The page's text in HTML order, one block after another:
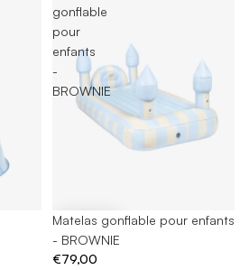
gonflable
pour
enfants
-
BROWNIE
Matelas gonflable pour enfants
- BROWNIE
€79,00